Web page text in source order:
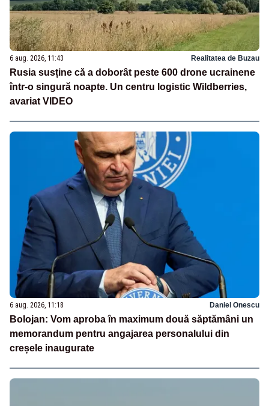
6 aug. 2026, 11:43 Realitatea de Buzau
Rusia susține că a doborât peste 600 drone ucrainene
într-o singură noapte. Un centru logistic Wildberries,
avariat VIDEO
6 aug. 2026, 11:18 Daniel Onescu
Bolojan: Vom aproba în maximum două săptămâni un
memorandum pentru angajarea personalului din
creșele inaugurate